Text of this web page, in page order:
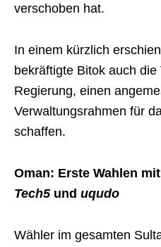
verschoben hat.
In einem kürzlich
bekräftigte Bitok auch
Regierung, einen
Verwaltungsrahmen für
schaffen.
Oman: Erste Wahlen
Tech5und uqudo
Wähler im gesamten